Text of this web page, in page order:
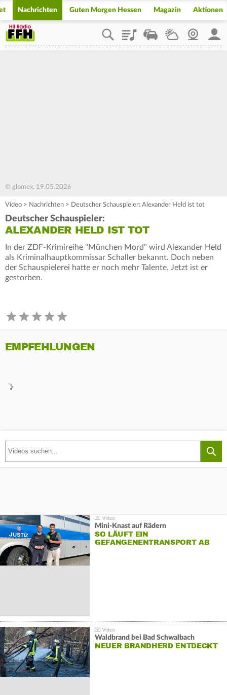
Nachrichten Guten Morgen Hessen Magazin Aktionen
PlaylistStaupilotWetterWebcam
© glomex, 19.05.2026
Video > Nachrichten > Deutscher Schauspieler: Alexander Held ist tot
Deutscher Schauspieler:
ALEXANDER HELD IST TOT
In der ZDF-Krimireihe "München Mord" wird Alexander Held
als Kriminalhauptkommissar Schaller bekannt. Doch neben
der Schauspielerei hatte er noch mehr Talente. Jetzt ist er
gestorben.
EMPFEHLUNGEN
Mini-Knast auf Rädern
SO LÄUFT EIN
GEFANGENENTRANSPORT AB
Waldbrand bei Bad Schwalbach
NEUER BRANDHERD ENTDECKT